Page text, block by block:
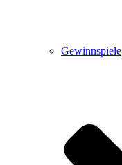
Gewinnspiele